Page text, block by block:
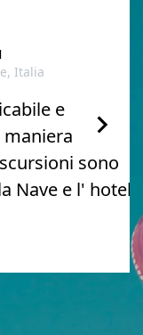
e
sono
e l' hotel